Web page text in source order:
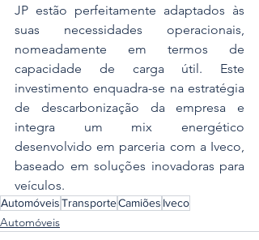
JP estão perfeitamente adaptados às
suas necessidades operacionais,
nomeadamente em termos de
capacidade de carga útil. Este
investimento enquadra-se na estratégia
de descarbonização da empresa e
integra um mix energético
desenvolvido em parceria com a Iveco,
baseado em soluções inovadoras para
veículos.
AutomóveisTransporteCamiões Iveco
Automóveis